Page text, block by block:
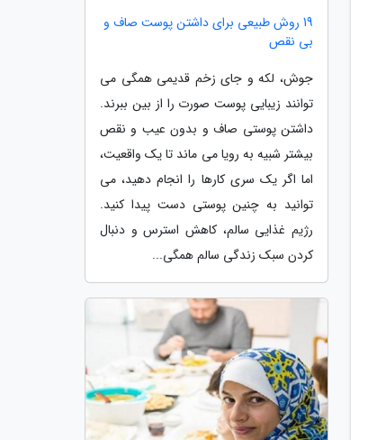
19 روش طبیعی برای داشتن پوست صاف و
بی نقص
جوش، لکه و جای زخم قدیمی همگی می
توانند زیبایی پوست صورت را از بین ببرند.
داشتن پوستی صاف و بدون عیب و نقص
بیشتر شبیه به رویا می ماند تا یک واقعیت،
اما اگر یک سری کارها را انجام دهید، می
توانید به چنین پوستی دست پیدا کنید.
رژیم غذایی سالم، کاهش استرس و دنبال
کردن سبک زندگی سالم همگی...